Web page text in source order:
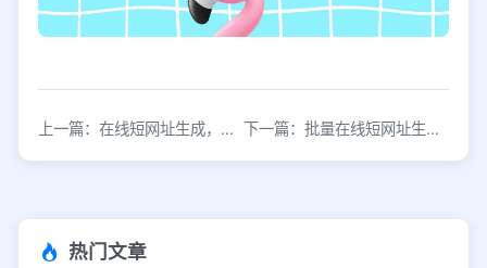
上一篇：在线短网址生成，高效引流便捷使用 下一篇：批量在线短网址生成，包含9大功能
热门文章